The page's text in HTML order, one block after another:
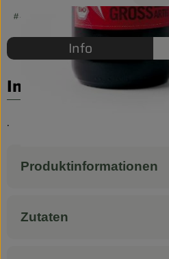
Pferdepension & Reitbetrieb
Firmenkunden
#46802 5,49 €/ 0,75l 7,32 €/ l
Info
Info
.
Produktinformationen
Zutaten